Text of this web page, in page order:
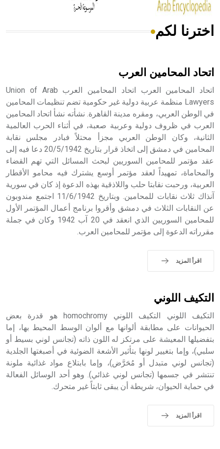
هل تعلم أن الأبسيد كلمة فرنسية اللفظ تم اعتمادها مصطلحاً
- هل تعلم أن أبجر Abgar اسم معروف جيداً يعود إلى عدد من
الملوك الذين حكموا مدينة إديسا (الرها) من أبجر الأول وحتى
التاسع، وهم ينتسبون إلى أسرة أوسروين
- هل تعلم أن الأبجدية الكنعانية تتألف من /22/ علامة كتابية
sign تكتب منفصلة غير متصلة، وتعتمد المبدأ الأكوروفوني،
حيث تقتصر القيمة الصوتية للعلامة الك
اخترنا لكم
اتحاد المحامين العرب
اتحاد المحامين العرب اتحاد المحامين العرب Union of Arab
Lawyers منظمة عربية دولية غير حكومية تضم تنظيمات المحامين
في الوطن العربي، ومقره مدينة القاهرة. نشأته نشأ اتحاد المحامين
العرب في ظروف دولية وعربية صعبة، في أثناء الحرب العالمية
الثانية، وكان الوطن العربي مجزأ محتلاً فبادر مجلس نقابة
المحامين في دمشق إلى اتخاذ قرار بتاريخ 20/5/1942 دعا فيه إلى
عقد مؤتمر للمحامين السوريين لبحث المسائل التي تهم القضاء
والمحاماة، تمهيداً لعقد مؤتمر أوسع يشترك فيه محامو الأقطار
العربية، ورحبت نقابتا حلب واللاذقية بهذه الدعوة إذ كان في سورية
آنذاك ثلاث نقابات للمحامين. وبتاريخ 11/6/1942 اجتمع مندوبون
عن النقابات الثلاث في دمشق وأقروا برنامج أعمال المؤتمر الأول
للمحامين السوريين الذي انعقد في 20 آب 1942 وكان في جملة
مقرراته الدعوة إلى مؤتمر للمحامين العرب.
اقرأ المزيد
التكيف اللوني
التكيف اللوني التكيف اللوني homochromy هو قدرة بعض
الحيوانات على مطابقة ألوانها مع ألوان الوسط المحيط بها، إما
بتفضيلها المعيشة على مرتكز له اللون ذاته (تجانس لوني بسيط أو
سلبي)، وإما بتغيير لونها بتأثير الأشعة الضوئية في أصبغتها الجلدية
(تجانس لوني متبدل أو مُحَرَّض)، وإما بابتلاع مواد غذائية ملونة
تنتشر في جسمها (تجانس لوني غذائي). وهو أحد الوسائل الفعالة
في حماية الحيوان، شريطة أن يبقى ثابتاً غير متحرك.
اقرأ المزيد